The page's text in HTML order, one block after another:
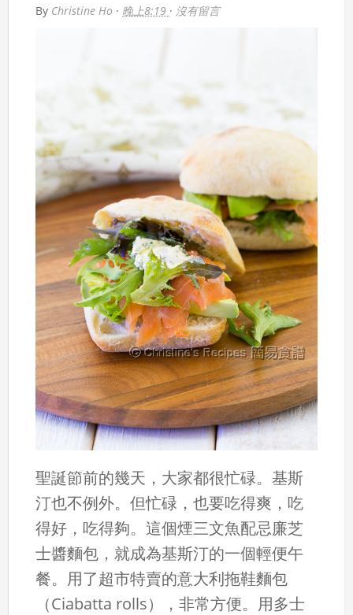
By Christine Ho · 晚上8:19 · 沒有留言
聖誕節前的幾天，大家都很忙碌。基斯
汀也不例外。但忙碌，也要吃得爽，吃
得好，吃得夠。這個煙三文魚配忌廉芝
士醬麵包，就成為基斯汀的一個輕便午
餐。用了超市特賣的意大利拖鞋麵包
（Ciabatta rolls），非常方便。用多士